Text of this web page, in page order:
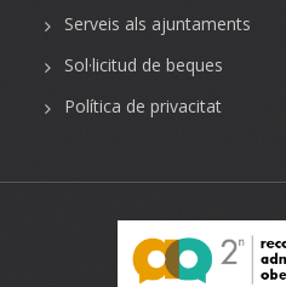
Serveis als ajuntaments
Sol·licitud de beques
Política de privacitat